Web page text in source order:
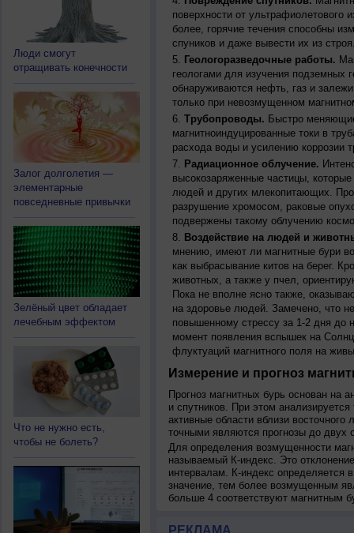
Люди смогут
отращивать конечности
Залог долголетия —
элементарные
повседневные привычки
Зелёный цвет обладает
лечебным эффектом
Что не нужно есть,
чтобы не болеть?
поверхности от ультрафиолетового
более, горячие течения способны
спуников и даже вывести их из
Геологоразведочные работы.
геологами для изучения подземных
обнаруживаются нефть, газ и
только при невозмущенном
Трубопроводы. Быстро
магнитноиндуцированные токи в
расхода воды и усилению коррозии
Радиационное облучение.
высокозаряженные частицы,
людей и других млекопитающих.
разрушение хромосом, раковые
подвержены такому облучению
Воздействие на людей и
мнению, имеют ли магнитные бури
как выбрасывание китов на берег.
животных, а также у пчел,
Пока не вполне ясно также,
на здоровье людей. Замечено, что
повышенному стрессу за 1-2 дня до
момент появления вспышек на
флуктуаций магнитного поля на
Измерение и прогноз
Прогноз магнитных бурь основан на
и спутников. При этом
активные области вблизи
точными являются прогнозы до двух
Для определения возмущенности
называемый К-индекс. Это
интервалам. К-индекс определяется
значение, тем более возмущенным
больше 4 соответствуют магнитным
РЕКЛАМА